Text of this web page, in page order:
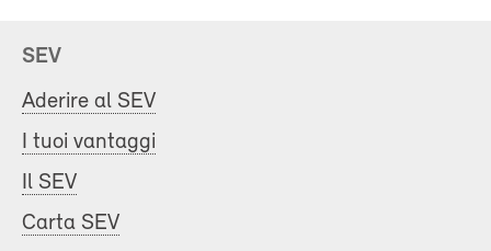
SEV
Aderire al SEV
I tuoi vantaggi
Il SEV
Carta SEV